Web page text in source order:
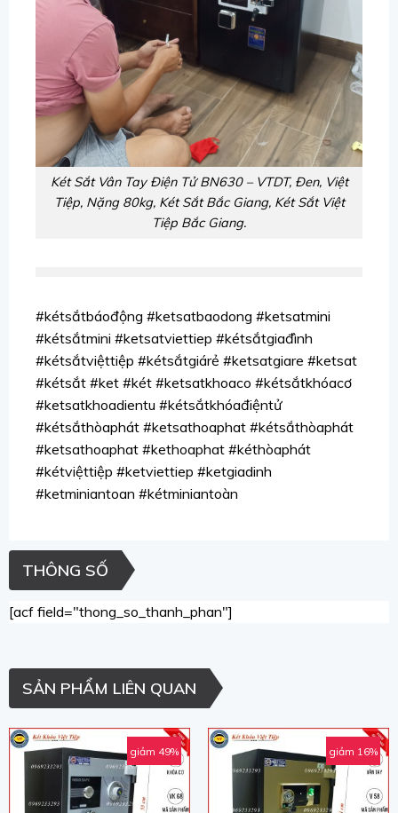
Két Sắt Vân Tay Điện Tử BN630 – VTDT, Đen, Việt
Tiệp, Nặng 80kg, Két Sắt Bắc Giang, Két Sắt Việt
Tiệp Bắc Giang.
#kétsắtbáođộng #ketsatbaodong #ketsatmini
#kétsắtmini #ketsatviettiep #kétsắtgiađình
#kétsắtviệttiệp #kétsắtgiárẻ #ketsatgiare #ketsat
#kétsắt #ket #két #ketsatkhoaco #kétsắtkhóacơ
#ketsatkhoadientu #kétsắtkhóađiệntử
#kétsắthòaphát #ketsathoaphat #kétsắthòaphát
#ketsathoaphat #kethoaphat #kéthòaphát
#kétviệttiệp #ketviettiep #ketgiadinh
#ketminiantoan #kétminiantoàn
THÔNG SỐ
[acf field="thong_so_thanh_phan"]
SẢN PHẨM LIÊN QUAN
giảm 49% giảm 16%